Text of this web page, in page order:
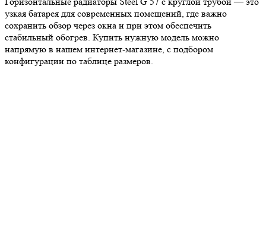
узкая батарея для современных помещений, где важно
сохранить обзор через окна и при этом обеспечить
стабильный обогрев. Купить нужную модель можно
напрямую в нашем интернет-магазине, с подбором
конфигурации по таблице размеров.